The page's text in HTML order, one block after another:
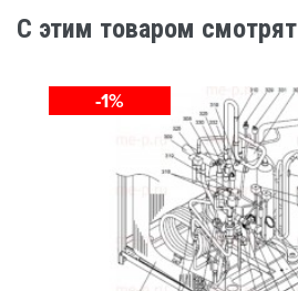
C этим товаром смотрят
-1%